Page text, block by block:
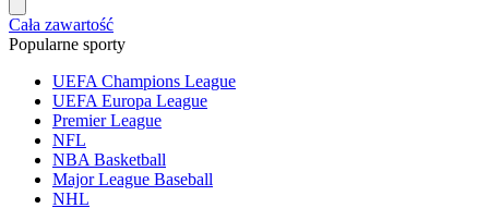
Cała zawartość
Popularne sporty
UEFA Champions League
UEFA Europa League
Premier League
NFL
NBA Basketball
Major League Baseball
NHL